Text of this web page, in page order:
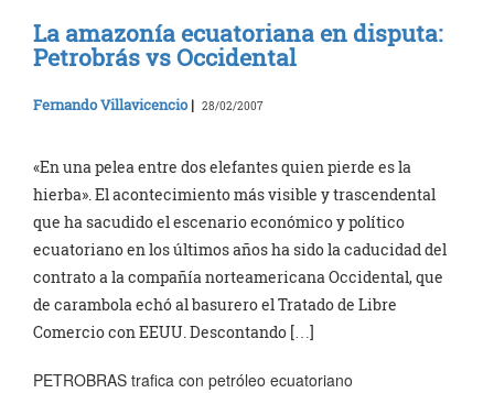
La amazonía ecuatoriana en disputa:
Petrobrás vs Occidental
Fernando Villavicencio| 28/02/2007
«En una pelea entre dos elefantes quien pierde es la
hierba». El acontecimiento más visible y trascendental
que ha sacudido el escenario económico y político
ecuatoriano en los últimos años ha sido la caducidad del
contrato a la compañía norteamericana Occidental, que
de carambola echó al basurero el Tratado de Libre
Comercio con EEUU. Descontando […]
PETROBRAS trafica con petróleo ecuatoriano